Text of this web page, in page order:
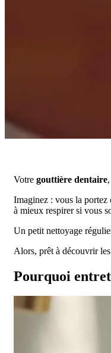
Votre gouttière dentaire
Imaginez : vous la portez
à mieux respirer si vous
Un petit nettoyage
Alors, prêt à découvrir les
Pourquoi